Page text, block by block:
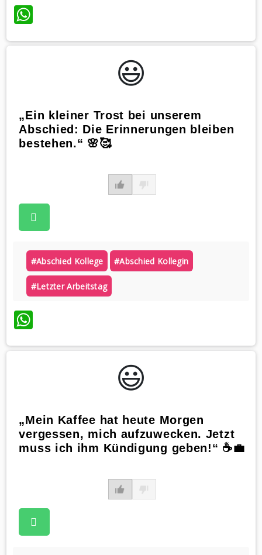
WhatsApp
😃️
„Ein kleiner Trost bei unserem
Abschied: Die Erinnerungen bleiben
bestehen.“ 🌸🥰
#abschied Kollege #abschied Kollegin
#letzter Arbeitstag
WhatsApp
😃️
„Mein Kaffee hat heute Morgen
vergessen, mich aufzuwecken. Jetzt
muss ich ihm Kündigung geben!“ ☕️💼